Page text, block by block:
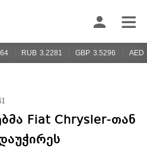
RUB 3.2281 GBP 3.5296 AED
Fiat Chrysler-თან